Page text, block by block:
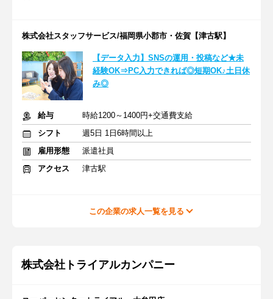
株式会社スタッフサービス/福岡県小郡市・佐賀【津古駅】
【データ入力】SNSの運用・投稿など★未
経験OK⇒PC入力できれば◎短期OK♪土日休
み◎
給与
時給1200～1400円+交通費支給
シフト
週5日 1日6時間以上
雇用形態
派遣社員
アクセス
津古駅
この企業の求人一覧を見る
株式会社トライアルカンパニー